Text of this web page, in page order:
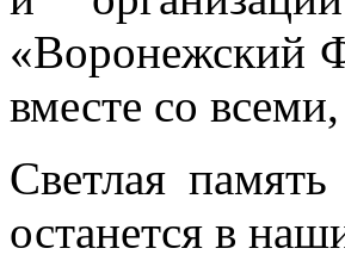
«Воронежский
вместе со
Светлая
останется в